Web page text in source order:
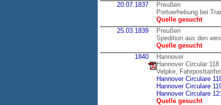
20.07.1837
Preußen
Portoerhebung bei
Quelle gesucht
25.03.1839
Preußen
Spedition aus den
Quelle gesucht
1840
Hannover
Hannover Circular
Velpke,
Hannover Circulare
Hannover Circulare
Hannover Circulare
Quelle gesucht